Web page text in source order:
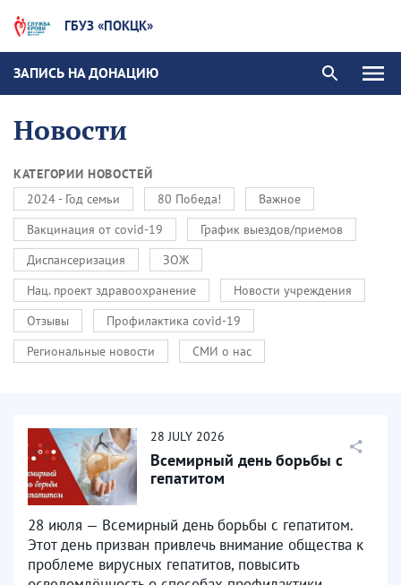
ГБУЗ «ПОКЦК»
ЗАПИСЬ НА ДОНАЦИЮ
Новости
КАТЕГОРИИ НОВОСТЕЙ
2024 - Год семьи
80 Победа!
Важное
Вакцинация от covid-19
График выездов/приемов
Диспансеризация
ЗОЖ
Нац. проект здравоохранение
Новости учреждения
Отзывы
Профилактика covid-19
Региональные новости
СМИ о нас
28 JULY 2026
Всемирный день борьбы с
гепатитом
28 июля — Всемирный день борьбы с гепатитом.
Этот день призван привлечь внимание общества к
проблеме вирусных гепатитов, повысить